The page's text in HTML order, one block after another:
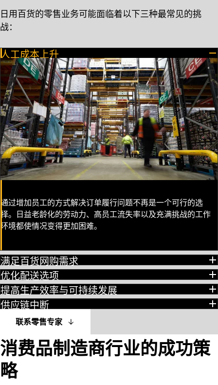
日用百货的零售业务可能面临着以下三种最常见的挑
战：
人工成本上升
通过增加员工的方式解决订单履行问题不再是一个可行的选
择。日益老龄化的劳动力、高员工流失率以及充满挑战的工作
环境都使情况变得更加困难。
满足百货网购需求
优化配送选项
提高生产效率与可持续发展
供应链中断
联系零售专家
消费品制造商行业的成功策
略